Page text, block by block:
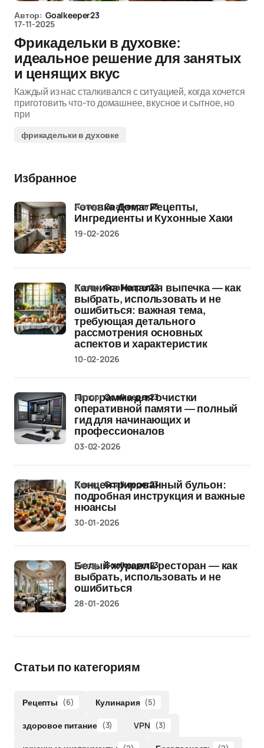
Автор: Goalkeeper23
17-11-2025
Фрикадельки в духовке:
идеальное решение для занятых
и ценящих вкус
Каждый из нас сталкивался с ситуацией, когда хочется
приготовить что-то домашнее, вкусное и сытное, но
при
фрикадельки в духовке
Избранное
Готовка Дома: Рецепты,
Ингредиенты и Кухонные Хаки
Автор:Goalkeeper23
19-02-2026
Калнина Наталья выпечка — как
выбрать, использовать и не
ошибиться: важная тема,
требующая детального
рассмотрения основных
аспектов и характеристик
Автор:Goalkeeper23
10-02-2026
Программа для очистки
оперативной памяти — полный
гид для начинающих и
профессионалов
Автор:Goalkeeper23
03-02-2026
Концентрированный бульон:
подробная инструкция и важные
нюансы
Автор:Goalkeeper23
30-01-2026
Белый журавль ресторан — как
выбрать, использовать и не
ошибиться
Автор:Goalkeeper23
28-01-2026
Статьи по категориям
Рецепты (6) Кулинария (5)
здоровое питание (3) VPN (3)